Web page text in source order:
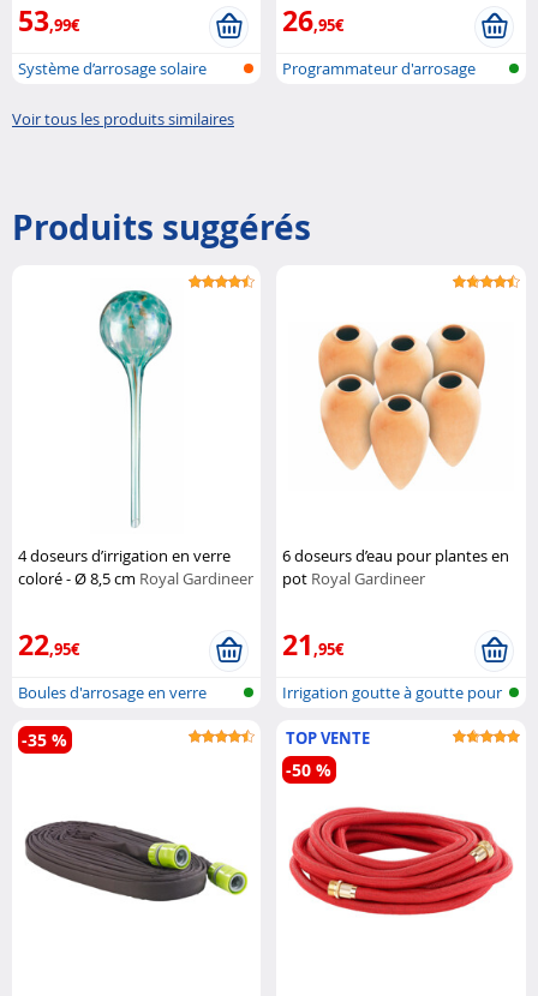
53,99€
Système d’arrosage solaire
26,95€
Programmateur d'arrosage
Voir tous les produits similaires
Produits suggérés
4 doseurs d’irrigation en verre
coloré - Ø 8,5 cm Royal Gardineer
22,95€
Boules d'arrosage en verre
6 doseurs d’eau pour plantes en
pot Royal Gardineer
21,95€
Irrigation goutte à goutte pour
-35 % TOP VENTE
-50 %